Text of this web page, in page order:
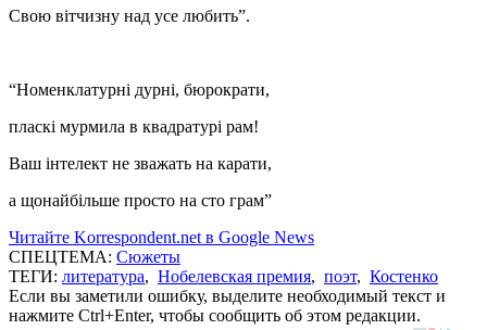
Свою вітчизну над усе любить”.
“Номенклатурні дурні, бюрократи,
пласкі мурмила в квадратурі рам!
Ваш інтелект не зважать на карати,
а щонайбільше просто на сто грам”
Читайте Korrespondent.net в Google News
СПЕЦТЕМА: Сюжеты
ТЕГИ: литература, Нобелевская премия, поэт, Костенко
Если вы заметили ошибку, выделите необходимый текст и
нажмите Ctrl+Enter, чтобы сообщить об этом редакции.